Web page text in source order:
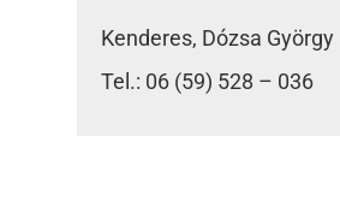
Kenderes, Dózsa György
Tel.: 06 (59) 528 – 036